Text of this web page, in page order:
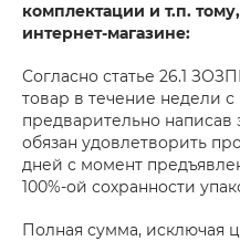
комплектации и т.п.
интернет-магазине:
Согласно статье 26.1
товар в течение недели
предварительно написав
обязан удовлетворить
дней с момент
100%-ой сохранности
Полная сумма, исключая